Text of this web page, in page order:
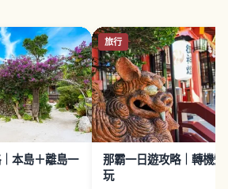
本島＋離島一
旅行
那霸一日遊攻略｜轉機短
玩